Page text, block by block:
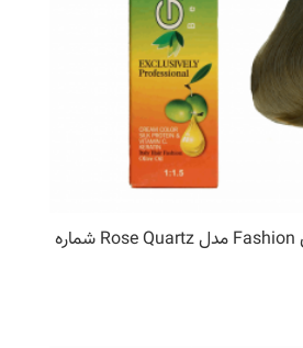
رنگ موی ریتون سری Fashion مدل Rose Quartz شماره